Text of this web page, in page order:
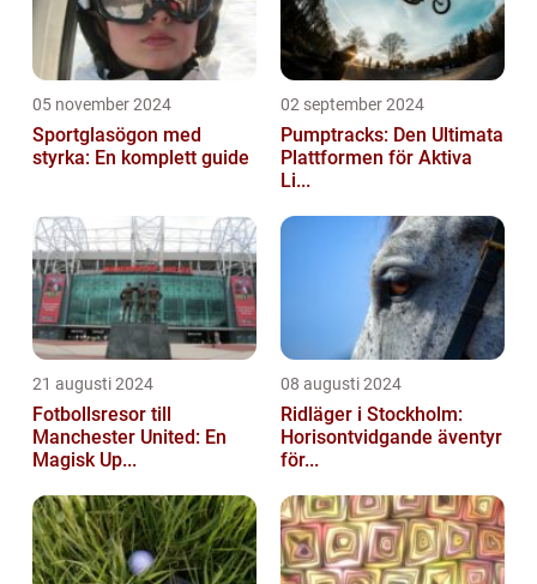
05 november 2024
Sportglasögon med
styrka: En komplett guide
02 september 2024
Pumptracks: Den Ultimata
Plattformen för Aktiva
Li...
21 augusti 2024
Fotbollsresor till
Manchester United: En
Magisk Up...
08 augusti 2024
Ridläger i Stockholm:
Horisontvidgande äventyr
för...